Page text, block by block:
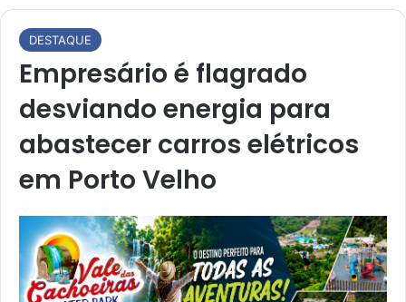
DESTAQUE
Empresário é flagrado
desviando energia para
abastecer carros elétricos
em Porto Velho